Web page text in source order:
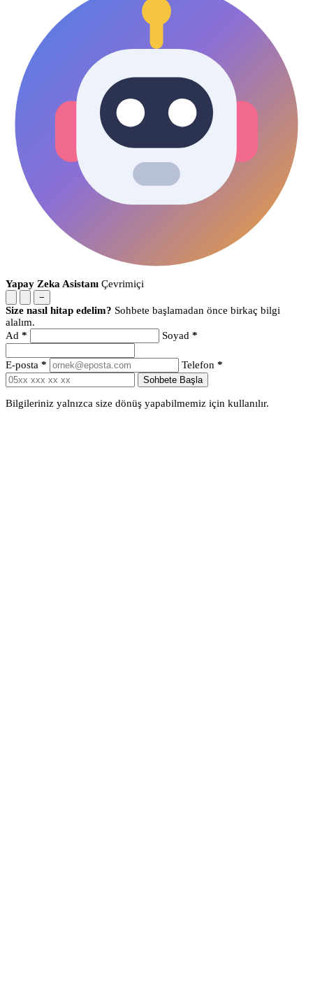
Yapay Zeka Asistanı Çevrimiçi
−
Size nasıl hitap edelim? Sohbete başlamadan önce birkaç bilgi
alalım.
Ad * Soyad *
E-posta * Telefon *
Sohbete Başla
Bilgileriniz yalnızca size dönüş yapabilmemiz için kullanılır.